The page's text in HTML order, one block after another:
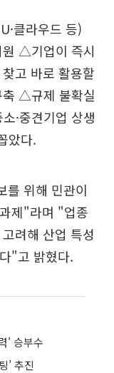
클라우드 등)
원 △기업이 즉시
고 바로 활용할
축 △규제 불확실
·중견기업 상생
았다.
를 위해 민관이
제"라며 "업종
려해 산업 특성
"고 밝혔다.
' 승부수
’ 추진